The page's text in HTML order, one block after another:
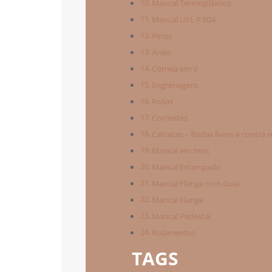
Mancal Termoplástico
Mancal UFL P 004
Pinos
Anéis
Correia em V
Engrenagens
Polias
Correntes
Catracas – Rodas livres e contra
Mancal em Inox
Mancal Estampado
Mancal Flange com Guia
Mancal Flange
Mancal Pedestal
Rolamentos
TAGS